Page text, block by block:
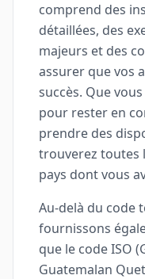
comprend des
détaillées, des
majeurs et des
assurer que vos
succès. Que
pour rester en
prendre des
trouverez toutes
pays dont vous
Au-delà du code
fournissons
que le code ISO
Guatemalan